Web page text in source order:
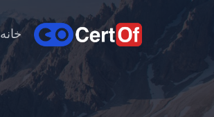
خانه